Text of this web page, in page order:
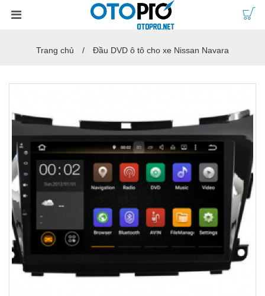
Trang chủ Đầu DVD ô tô cho xe Nissan Navara